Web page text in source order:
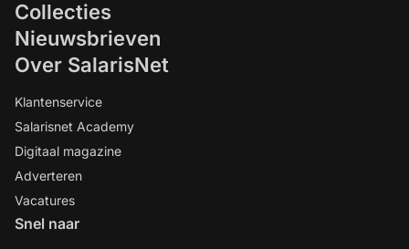
Collecties
Nieuwsbrieven
Over SalarisNet
Klantenservice
Salarisnet Academy
Digitaal magazine
Adverteren
Vacatures
Snel naar